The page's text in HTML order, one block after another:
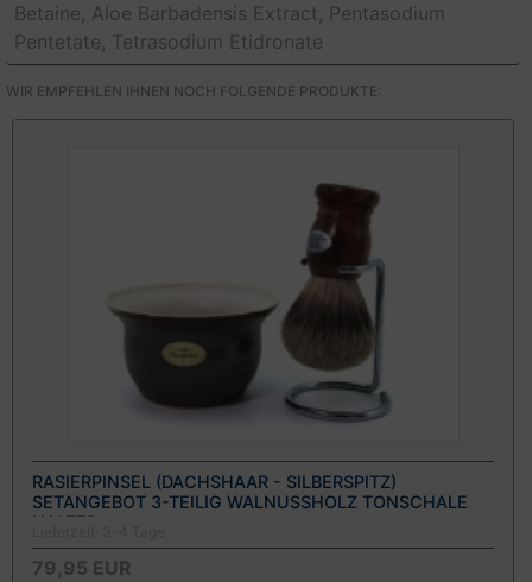
Betaine, Aloe Barbadensis Extract, Pentasodium
Pentetate, Tetrasodium Etidronate
WIR EMPFEHLEN IHNEN NOCH FOLGENDE PRODUKTE:
RASIERPINSEL (DACHSHAAR - SILBERSPITZ)
SETANGEBOT 3-TEILIG WALNUSSHOLZ TONSCHALE
HALTER
79,95 EUR